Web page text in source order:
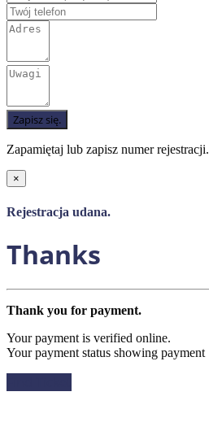
Zapamiętaj lub zapisz numer rejestracji.
×
Rejestracja udana.
Thanks
Thank you for payment.
Your payment is verified online.
Your payment status showing payment